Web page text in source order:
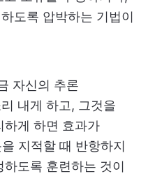
도록 압박하는 기법이
자신의 추론
내게 하고, 그것을
하게 하면 효과가
지적할 때 반항하지
도록 훈련하는 것이